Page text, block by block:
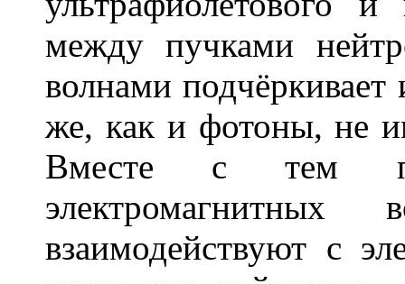
между пучками
волнами
же, как и фотоны, не
Вместе с тем
взаимодействуют с